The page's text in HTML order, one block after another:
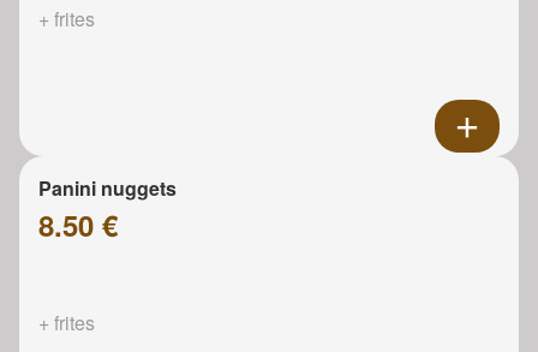
+ frites
Panini nuggets
8.50 €
+ frites